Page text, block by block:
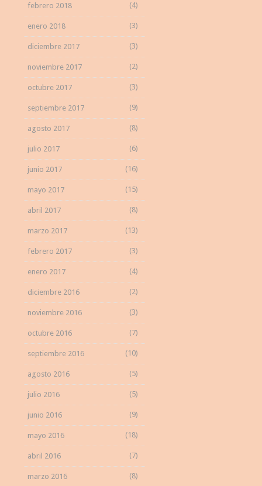
febrero 2018 (4)
enero 2018 (3)
diciembre 2017 (3)
noviembre 2017 (2)
octubre 2017 (3)
septiembre 2017 (9)
agosto 2017 (8)
julio 2017 (6)
junio 2017 (16)
mayo 2017 (15)
abril 2017 (8)
marzo 2017 (13)
febrero 2017 (3)
enero 2017 (4)
diciembre 2016 (2)
noviembre 2016 (3)
octubre 2016 (7)
septiembre 2016 (10)
agosto 2016 (5)
julio 2016 (5)
junio 2016 (9)
mayo 2016 (18)
abril 2016 (7)
marzo 2016 (8)